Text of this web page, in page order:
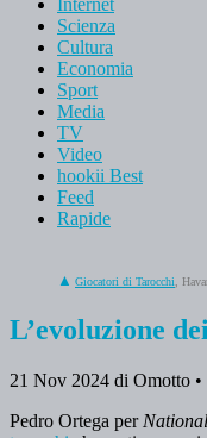
Scienza
Cultura
Economia
Sport
Media
TV
Video
hookii Best
Feed
Rapide
Giocatori di Tarocchi ,
L’evoluzione
21 Nov 2024 di Omotto •
Pedro Ortega per